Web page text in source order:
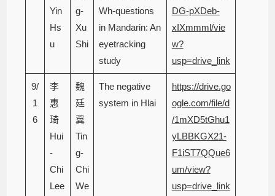
Yin
Hs
u
g-
Xu
Shi
Wh-questions
in Mandarin: An
eyetracking
study
DG-pXDeb-
xIXmmml/vie
w?
usp=drive_link
9/
1
6
李
惠
琦
Hui
-
Chi
Lee
魏
廷
冀
Tin
g-
Chi
We
The negative
system in Hlai
https://drive.go
ogle.com/file/d
/1mXD5tGhu1
yLBBKGX21-
F1iST7QQue6
um/view?
usp=drive_link